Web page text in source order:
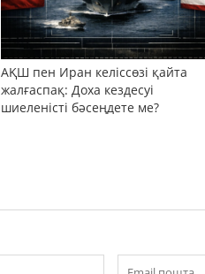
АҚШ пен Иран келіссөзі қайта
жалғаспақ: Доха кездесуі
шиеленісті бәсеңдете ме?